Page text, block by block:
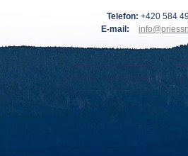
Telefon: +420 584
E-mail:
Jak do nas dojechać